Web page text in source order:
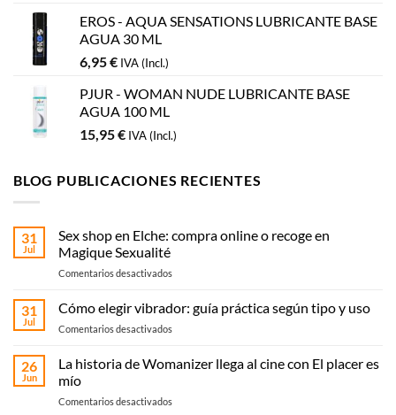
EROS - AQUA SENSATIONS LUBRICANTE BASE
AGUA 30 ML
6,95€ IVA (Incl.)
PJUR - WOMAN NUDE LUBRICANTE BASE
AGUA 100 ML
15,95€ IVA (Incl.)
BLOG PUBLICACIONES RECIENTES
31
Jul
Sex shop en Elche: compra online o recoge en
Magique Sexualité
Comentarios desactivadosen
shop
en
Elche:
online
en
31
Jul
Cómo elegir vibrador: guía práctica según tipo y uso
Comentarios desactivadosen
elegir
vibrador:
práctica
26
Jun
La historia de Womanizer llega al cine con El placer es
mío
Comentarios desactivadosen